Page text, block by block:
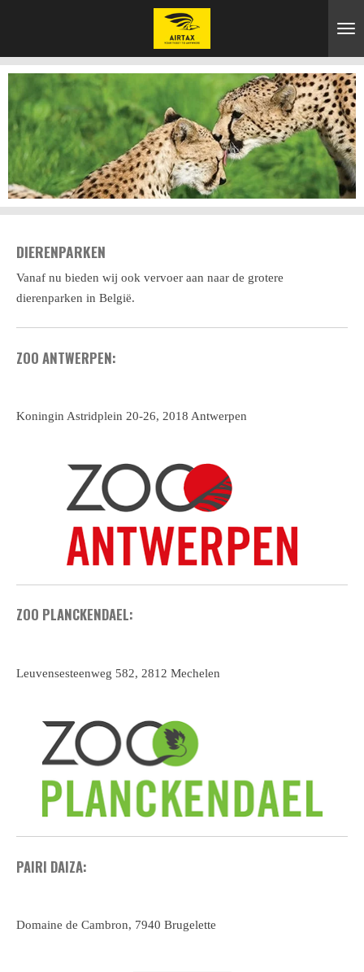
naar
hoofdinhoud
DIERENPARKEN
Vanaf nu bieden wij ook vervoer aan naar de grotere
dierenparken in België.
ZOO ANTWERPEN:
Koningin Astridplein 20-26, 2018 Antwerpen
ZOO PLANCKENDAEL:
Leuvensesteenweg 582, 2812 Mechelen
PAIRI DAIZA:
Domaine de Cambron, 7940 Brugelette